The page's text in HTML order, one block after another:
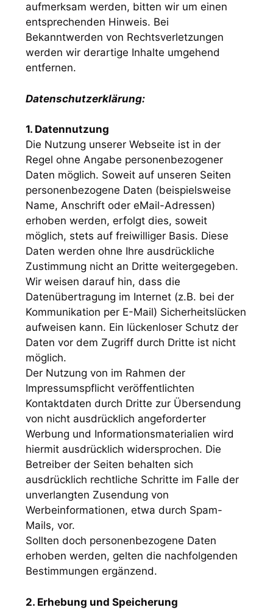
aufmerksam werden, bitten wir um einen
entsprechenden Hinweis. Bei
Bekanntwerden von Rechtsverletzungen
werden wir derartige Inhalte umgehend
entfernen.
Datenschutzerklärung:
1. Datennutzung
Die Nutzung unserer Webseite ist in der
Regel ohne Angabe personenbezogener
Daten möglich. Soweit auf unseren Seiten
personenbezogene Daten (beispielsweise
Name, Anschrift oder eMail-Adressen)
erhoben werden, erfolgt dies, soweit
möglich, stets auf freiwilliger Basis. Diese
Daten werden ohne Ihre ausdrückliche
Zustimmung nicht an Dritte weitergegeben.
Wir weisen darauf hin, dass die
Datenübertragung im Internet (z.B. bei der
Kommunikation per E-Mail) Sicherheitslücken
aufweisen kann. Ein lückenloser Schutz der
Daten vor dem Zugriff durch Dritte ist nicht
möglich.
Der Nutzung von im Rahmen der
Impressumspflicht veröffentlichten
Kontaktdaten durch Dritte zur Übersendung
von nicht ausdrücklich angeforderter
Werbung und Informationsmaterialien wird
hiermit ausdrücklich widersprochen. Die
Betreiber der Seiten behalten sich
ausdrücklich rechtliche Schritte im Falle der
unverlangten Zusendung von
Werbeinformationen, etwa durch Spam-
Mails, vor.
Sollten doch personenbezogene Daten
erhoben werden, gelten die nachfolgenden
Bestimmungen ergänzend.
2. Erhebung und Speicherung